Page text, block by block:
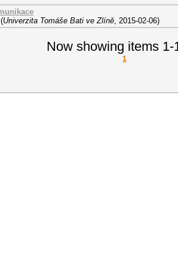
(Univerzita Tomáše Bati ve Zlíně 2015-02-06)
Now showing items 1-
1